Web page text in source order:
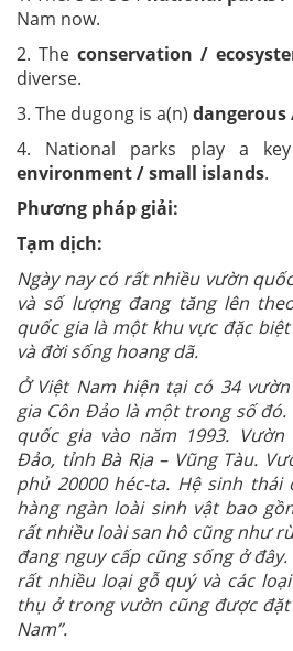
Nam now.
2. The conservation /
diverse.
3. The dugong is a(n) dangerous
4. National parks play a
environment / small islands.
Phương pháp giải:
Tạm dịch:
Ngày nay có rất nhiều vườn
và số lượng đang tăng lên
quốc gia là một khu vực đặc
và đời sống hoang dã.
Ở Việt Nam hiện tại có 34
gia Côn Đảo là một trong số
quốc gia vào năm 1993.
Đảo, tỉnh Bà Rịa – Vũng Tàu.
phủ 20000 héc-ta. Hệ sinh
hàng ngàn loài sinh vật bao
rất nhiều loài san hô cũng như
đang nguy cấp cũng sống ở
rất nhiều loại gỗ quý và các
thụ ở trong vườn cũng được đặt
Nam”.